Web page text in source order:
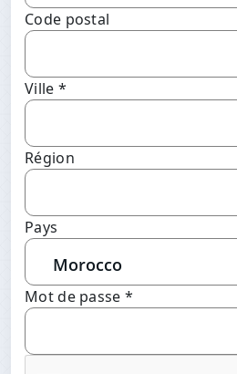
Code postal
Ville *
Région
Pays
Mot de passe *